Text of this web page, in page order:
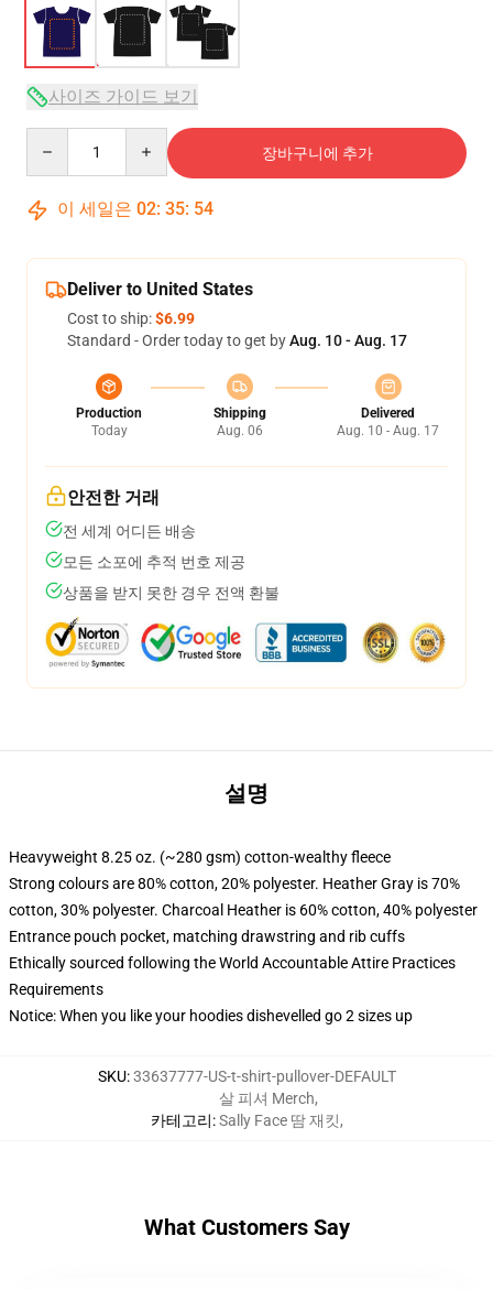
사이즈 가이드 보기
장바구니에 추가
이 세일은 02: 35: 54
Deliver to United States
Cost to ship:$6.99
Standard - Order today to get byAug. 10 - Aug. 17
Production
Today
Shipping
Aug. 06
Delivered
Aug. 10 - Aug. 17
안전한 거래
전 세계 어디든 배송
모든 소포에 추적 번호 제공
상품을 받지 못한 경우 전액 환불
설명
Heavyweight 8.25 oz. (~280 gsm) cotton-wealthy fleece
Strong colours are 80% cotton, 20% polyester. Heather Gray is 70%
cotton, 30% polyester. Charcoal Heather is 60% cotton, 40% polyester
Entrance pouch pocket, matching drawstring and rib cuffs
Ethically sourced following the World Accountable Attire Practices
Requirements
Notice: When you like your hoodies dishevelled go 2 sizes up
SKU:33637777-US-t-shirt-pullover-DEFAULT
카테고리:
살 피셔 Merch,
Sally Face 땀 재킷,
What Customers Say